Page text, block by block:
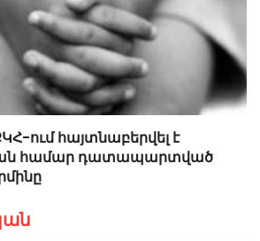
ում հայտնաբերվել է
համար դատապարտված